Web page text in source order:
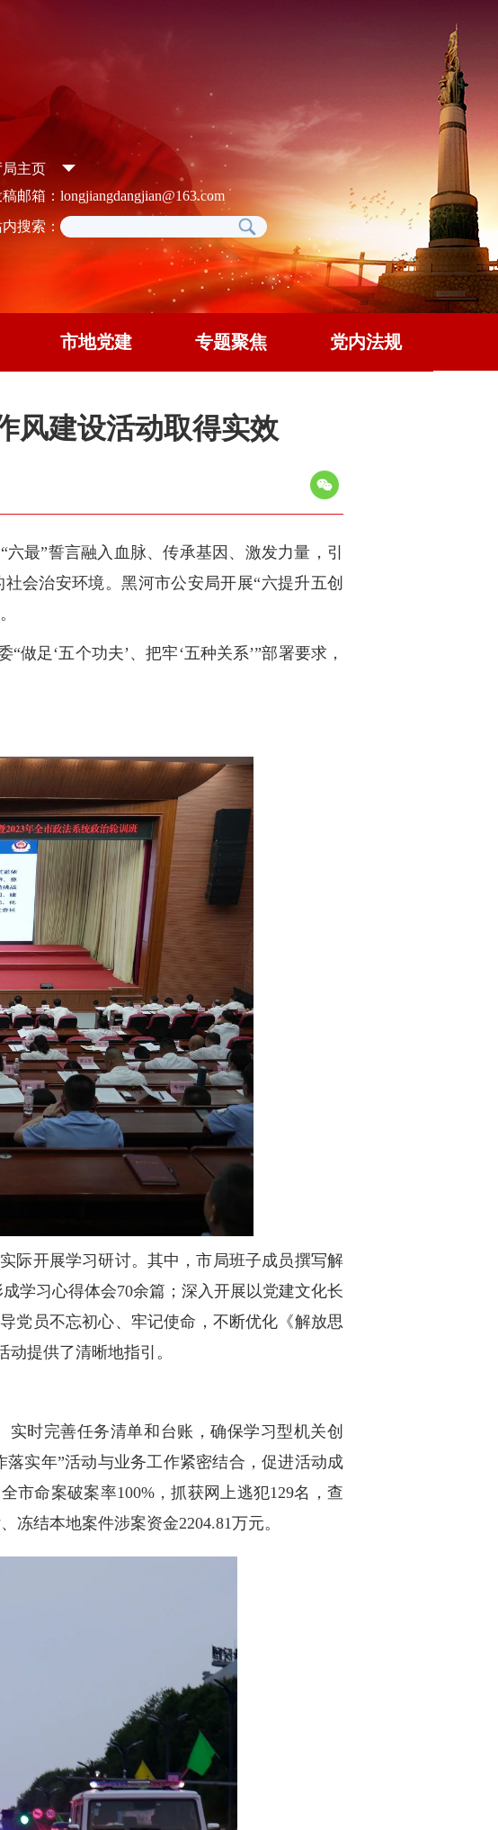
局主页
邮箱：longjiangdangjian@163.com
搜索：
市地党建 专题聚焦 党内法规
风建设活动取得实效
最”誓言融入血脉、传承基因、激发力量，引
会治安环境。黑河市公安局开展“六提升五创
足‘五个功夫’、把牢‘五种关系’”部署要求，
际开展学习研讨。其中，市局班子成员撰写解
学习心得体会70余篇；深入开展以党建文化长
党员不忘初心、牢记使命，不断优化《解放思
提供了清晰地指引。
时完善任务清单和台账，确保学习型机关创
实年”活动与业务工作紧密结合，促进活动成
市命案破案率100%，抓获网上逃犯129名，查
冻结本地案件涉案资金2204.81万元。